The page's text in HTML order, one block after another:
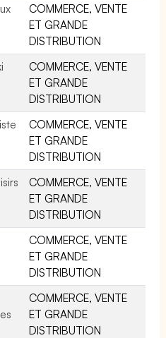
COMMERCE, VENTE
ET GRANDE
DISTRIBUTION
COMMERCE, VENTE
ET GRANDE
DISTRIBUTION
COMMERCE, VENTE
ET GRANDE
DISTRIBUTION
COMMERCE, VENTE
ET GRANDE
DISTRIBUTION
COMMERCE, VENTE
ET GRANDE
DISTRIBUTION
COMMERCE, VENTE
ET GRANDE
DISTRIBUTION